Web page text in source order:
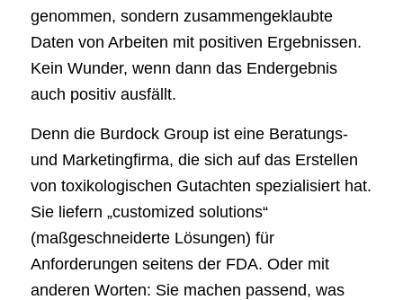
genommen, sondern zusammengeklaubte
Daten von Arbeiten mit positiven Ergebnissen.
Kein Wunder, wenn dann das Endergebnis
auch positiv ausfällt.
Denn die Burdock Group ist eine Beratungs-
und Marketingfirma, die sich auf das Erstellen
von toxikologischen Gutachten spezialisiert hat.
Sie liefern „customized solutions“
(maßgeschneiderte Lösungen) für
Anforderungen seitens der FDA. Oder mit
anderen Worten: Sie machen passend, was